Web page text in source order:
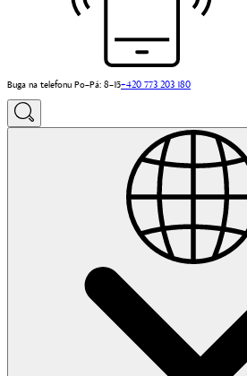
Buga na telefonu Po–Pá: 8–15+420 773 203 180